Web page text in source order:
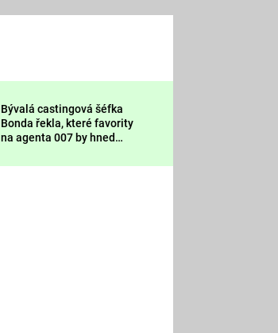
Prima LAJK
Sledujte nás
Bývalá castingová šéfka
Bonda řekla, které favority
na agenta 007 by hned